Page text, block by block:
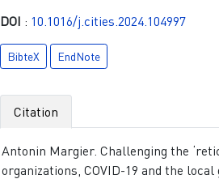
DOI : 10.1016/j.cities.2024.104997
BibteX EndNote
Citation
Antonin Margier. Challenging the
organizations, COVID-19 and the local